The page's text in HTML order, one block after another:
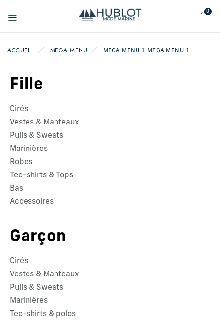
0
ACCUEIL MEGA MENU MEGA MENU 1 MEGA MENU 1
Fille
Cirés
Vestes & Manteaux
Pulls & Sweats
Marinières
Robes
Tee-shirts & Tops
Bas
Accessoires
Garçon
Cirés
Vestes & Manteaux
Pulls & Sweats
Marinières
Tee-shirts & polos
Panneau de gestion des cookies